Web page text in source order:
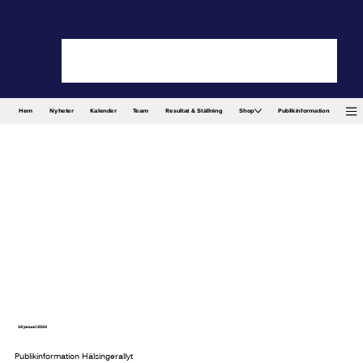
Hem Nyheter Kalender Team Resultat & Ställning Shop Publikinformation
18 januari 2024
Publikinformation Hälsingerallyt